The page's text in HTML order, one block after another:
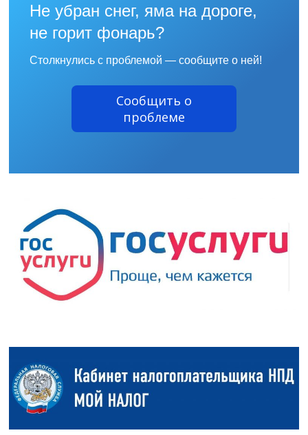
Не убран снег, яма на дороге,
не горит фонарь?
Столкнулись с проблемой — сообщите о ней!
Сообщить о
проблеме